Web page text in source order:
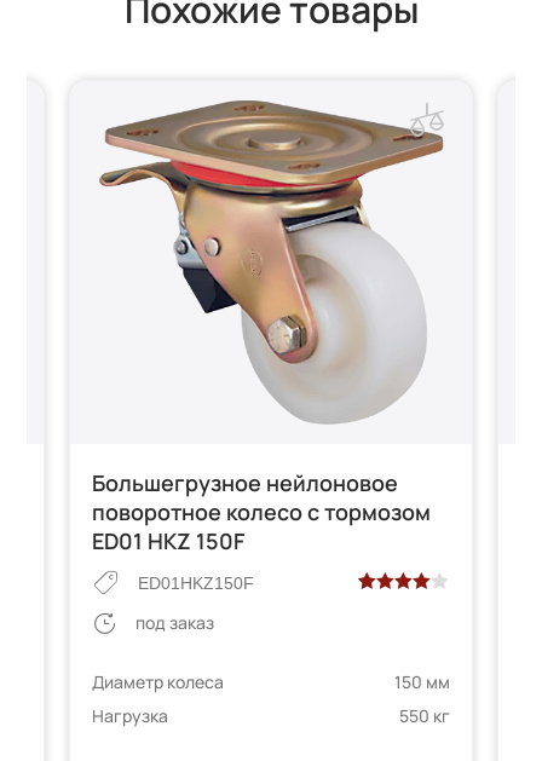
Большегрузное нейлоновое
поворотное колесо с тормозом
ED01 HKZ 150F
ED01HKZ150F
опроса
пользователей
под заказ
Диаметр колеса
150 мм
Нагрузка
550 кг